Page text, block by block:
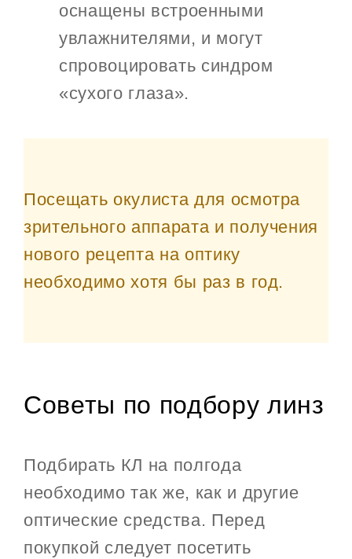
оснащены встроенными
увлажнителями, и могут
спровоцировать синдром
«сухого глаза».
Посещать окулиста для осмотра
зрительного аппарата и получения
нового рецепта на оптику
необходимо хотя бы раз в год.
Советы по подбору линз
Подбирать КЛ на полгода
необходимо так же, как и другие
оптические средства. Перед
покупкой следует посетить